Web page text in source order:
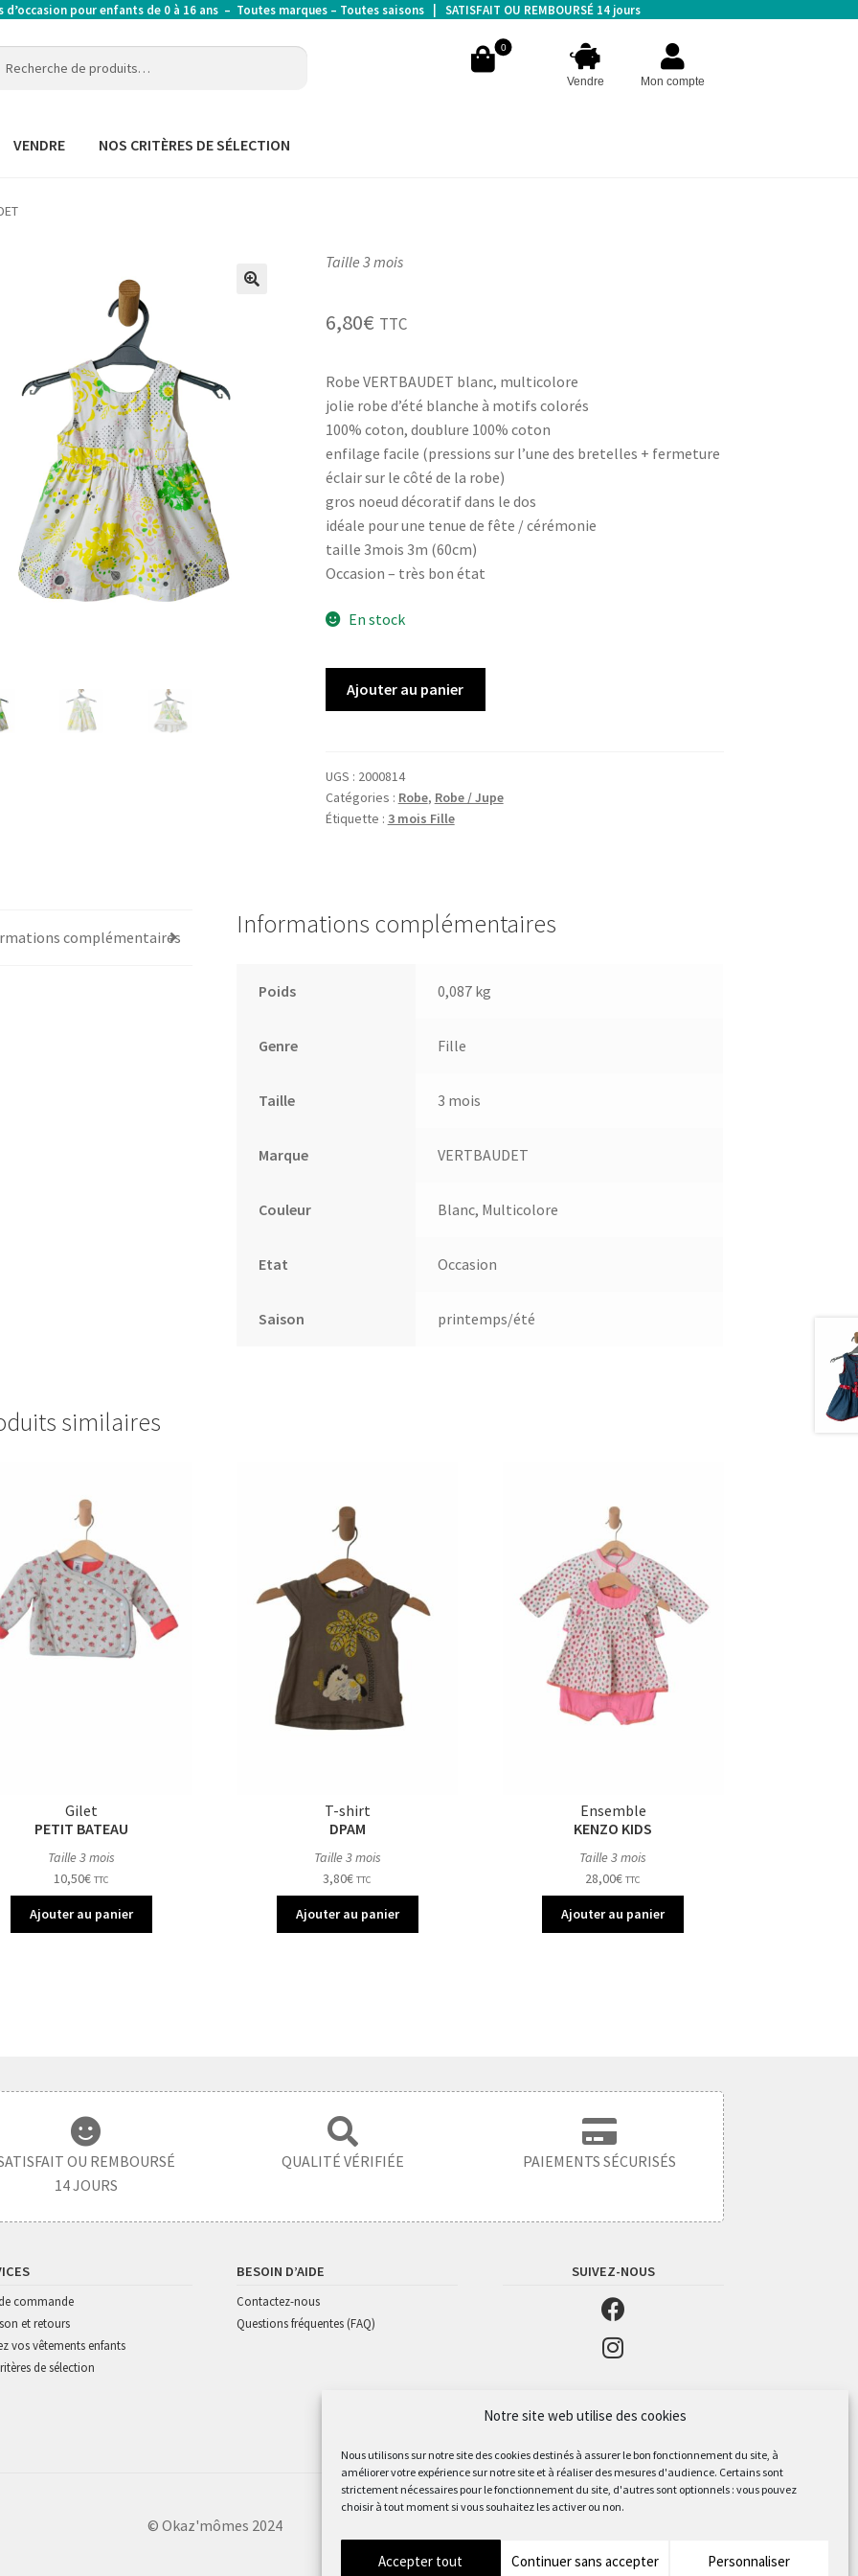
Notre site web utilise des cookies
Nous utilisons sur notre site des cookies destinés à assurer le bon fonctionnement du site, à
améliorer votre expérience sur notre site et à réaliser des mesures d'audience. Certains sont
strictement nécessaires pour le fonctionnement du site, d'autres sont optionnels : vous pouvez
choisir à tout moment si vous souhaitez les activer ou non.
Accepter tout Continuer sans accepter Personnaliser
d’occasion pour enfants de 0 à 16 ans – Toutes marques – Toutes saisons | SATISFAIT OU REMBOURSÉ 14 jours
0
Vendre Mon compte
VENDRE NOS CRITÈRES DE SÉLECTION
Taille 3 mois
6,80€ TTC
Robe VERTBAUDET blanc, multicolore
jolie robe d’été blanche à motifs colorés
100% coton, doublure 100% coton
enfilage facile (pressions sur l’une des bretelles + fermeture
éclair sur le côté de la robe)
gros noeud décoratif dans le dos
idéale pour une tenue de fête / cérémonie
taille 3mois 3m (60cm)
Occasion – très bon état
En stock
Ajouter au panier
UGS : 2000814
Catégories : Robe, Robe / Jupe
Étiquette : 3 mois Fille
complémentaires Informations complémentaires
Poids 0,087 kg
Genre Fille
Taille 3 mois
Marque VERTBAUDET
Couleur Blanc, Multicolore
Etat Occasion
Saison printemps/été
similaires
Gilet
PETIT BATEAU
Taille 3 mois
10,50€ TTC
Ajouter au panier
T-shirt
DPAM
Taille 3 mois
3,80€ TTC
Ajouter au panier
Ensemble
KENZO KIDS
Taille 3 mois
28,00€ TTC
Ajouter au panier
OU REMBOURSÉ
14 JOURS
QUALITÉ VÉRIFIÉE PAIEMENTS SÉCURISÉS
commande
et retours
vos vêtements enfants
de sélection
BESOIN D’AIDE
Contactez-nous
Questions fréquentes (FAQ)
SUIVEZ-NOUS
© Okaz'mômes 2024